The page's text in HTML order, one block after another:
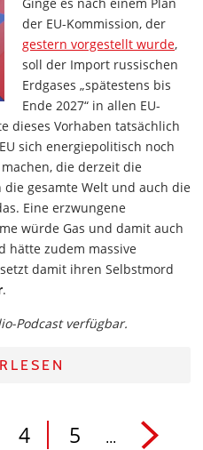
der EU-Kommission, der
gestern vorgestellt wurde,
soll der Import russischen
Erdgases „spätestens bis
Ende 2027“ in allen EU-
dieses Vorhaben tatsächlich
sich energiepolitisch noch
die derzeit die
gesamte Welt und auch die
Eine erzwungene
würde Gas und damit auch
hätte zudem massive
damit ihren Selbstmord
.
Podcast verfügbar.
4 5 ...